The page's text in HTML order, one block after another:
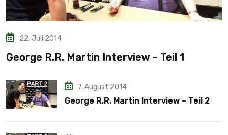
22. Juli 2014
George R.R. Martin Interview – Teil 1
7. August 2014
George R.R. Martin Interview – Teil 2